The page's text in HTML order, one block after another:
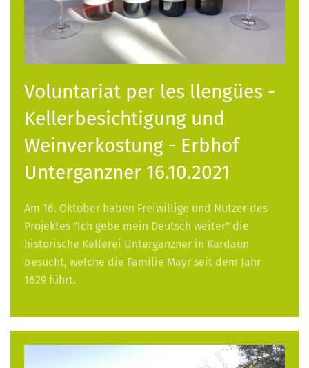
Voluntariat per les llengües -
Kellerbesichtigung und
Weinverkostung - Erbhof
Unterganzner 16.10.2021
Am 16. Oktober haben Freiwillige und Nutzer des
Projektes "Ich gebe mein Deutsch weiter" die
historische Kellerei Unterganzner in Kardaun
besucht, welche die Familie Mayr seit dem Jahr
1629 führt.